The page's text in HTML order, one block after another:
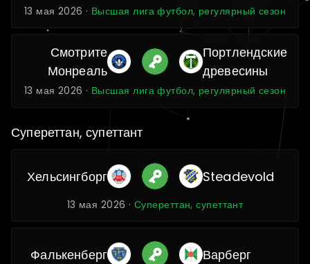
13 мая 2026 · Высшая лига футбол, регулярный сезон
Смотрите
Монреаль
Портлендские
древесины
13 мая 2026 · Высшая лига футбол, регулярный сезон
Супереттан, супеттант
Хельсингборг Steadevold
13 мая 2026 · Супереттан, супеттант
Фалькенберг Варберг